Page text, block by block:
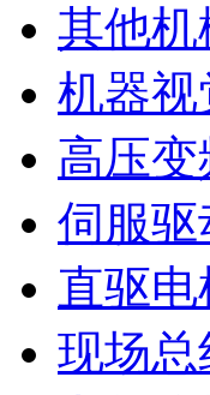
其他机
机器视
高压变
伺服驱
直驱电
现场总